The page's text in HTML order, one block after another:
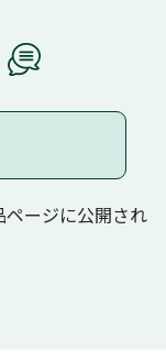
ージに公開され